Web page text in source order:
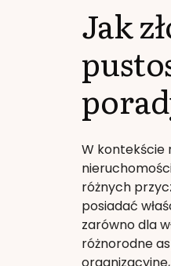
Jak
W kontekście
różnych
posiadać
zarówno dla
różnorodne